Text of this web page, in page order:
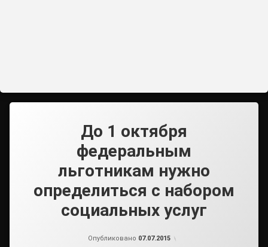
До 1 октября
федеральным
льготникам нужно
определиться с набором
социальных услуг
Опубликовано 07.07.2015